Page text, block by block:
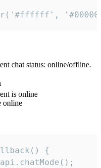
chat status: online/offline.
is online
online
{